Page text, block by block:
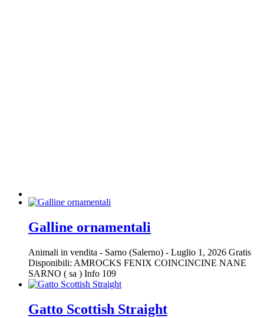
Galline ornamentali
Animali in vendita - Sarno (Salerno) - Luglio 1, 2026 Gratis
Disponibili: AMROCKS FENIX COINCINCINE NANE
SARNO ( sa ) Info 109
Gatto Scottish Straight